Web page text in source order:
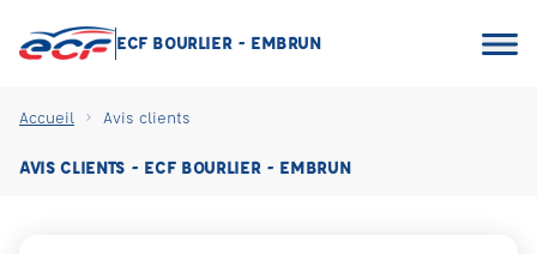
ECF BOURLIER - EMBRUN
Accueil Avis clients
AVIS CLIENTS - ECF BOURLIER - EMBRUN